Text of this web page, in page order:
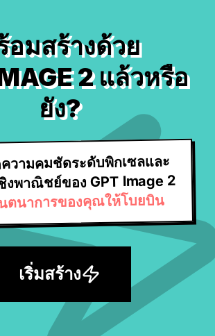
อมสร้างด้วย
2 แล้วหรือ
ยัง?
วามคมชัดระดับพิกเซลและ
พาณิชย์ของ GPT Image 2
ตนาการของคุณให้โบยบิน
เริ่มสร้าง